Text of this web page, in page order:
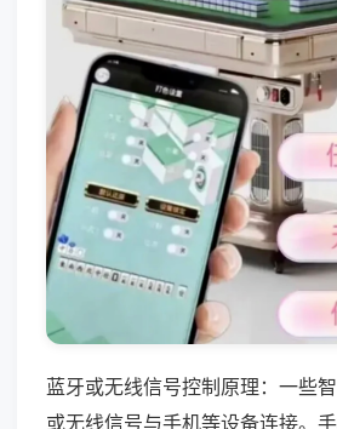
蓝牙或无线信号控制原理：一些
或无线信号与手机等设备连接。